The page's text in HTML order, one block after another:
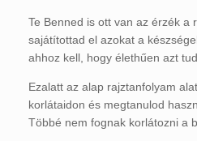
Te Benned is ott van az érzék a
sajátítottad el azokat a
ahhoz kell, hogy élethűen azt
Ezalatt az alap rajztanfolyam
korlátaidon és megtanulod
Többé nem fognak korlátozni a